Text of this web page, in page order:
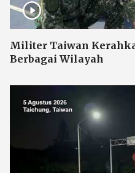
Militer Taiwan
Berbagai Wilayah